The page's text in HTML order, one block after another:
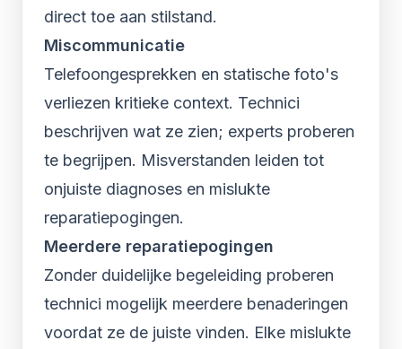
direct toe aan stilstand.
Miscommunicatie
Telefoongesprekken en statische foto's
verliezen kritieke context. Technici
beschrijven wat ze zien; experts proberen
te begrijpen. Misverstanden leiden tot
onjuiste diagnoses en mislukte
reparatiepogingen.
Meerdere reparatiepogingen
Zonder duidelijke begeleiding proberen
technici mogelijk meerdere benaderingen
voordat ze de juiste vinden. Elke mislukte